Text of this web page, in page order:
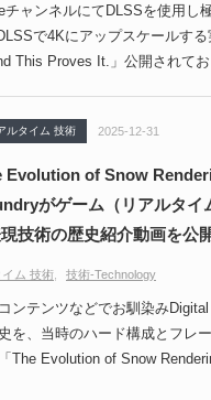
チャンネルにてDLSSを使用し
で4Kにアップスケールす
This Proves It.」公開されてお
ルタイム 技術 2025-12-31
Evolution of Snow
がゲーム（リアルタイ
技術の歴史紹介動画を公
イム 技術 技術-Technology
ンテンツなどでお馴染み
を、当時のハード構成とフレ
The Evolution of Snow